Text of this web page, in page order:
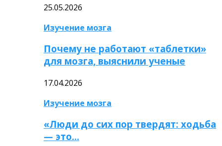
25.05.2026
Изучение мозга
Почему не работают «таблетки»
для мозга, выяснили ученые
17.04.2026
Изучение мозга
«Люди до сих пор твердят: ходьба
— это…